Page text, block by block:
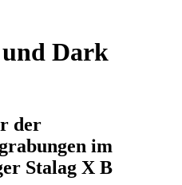
und Dark
der
im
Stalag X B